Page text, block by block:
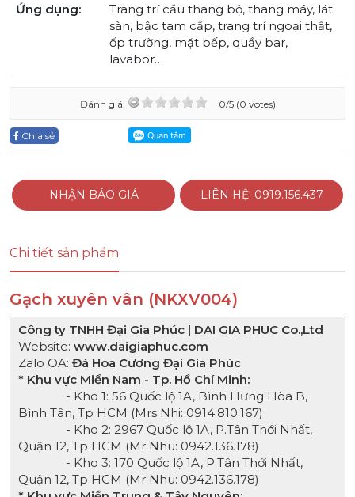
Ứng dụng:
Trang trí cầu thang bộ, thang máy, lát
sàn, bậc tam cấp, trang trí ngoại thất,
ốp trường, mặt bếp, quầy bar,
lavabor…
Đánh giá: 0/5 (0 votes)
Chia sẻ
NHẬN BÁO GIÁ LIÊN HỆ: 0919.156.437
Chi tiết sản phẩm
Gạch xuyên vân (NKXV004)
Công ty TNHH Đại Gia Phúc | DAI GIA PHUC Co.,Ltd
Website: www.daigiaphuc.com
Zalo OA: Đá Hoa Cương Đại Gia Phúc
* Khu vực Miền Nam - Tp. Hồ Chí Minh:
- Kho 1: 56 Quốc lộ 1A, Bình Hưng Hòa B,
Bình Tân, Tp HCM (Mrs Nhi: 0914.810.167)
- Kho 2: 2967 Quốc lộ 1A, P.Tân Thới Nhất,
Quận 12, Tp HCM (Mr Nhu: 0942.136.178)
- Kho 3: 170 Quốc lộ 1A, P.Tân Thới Nhất,
Quận 12, Tp HCM (Mr Nhu: 0942.136.178)